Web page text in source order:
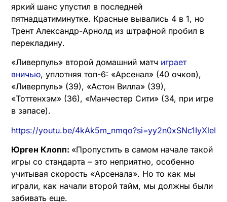
яркий шанс упустил в последней
пятнадцатиминутке. Красные вывались 4 в 1, но
Трент Александр-Арнолд из штрафной пробил в
перекладину.
«Ливерпуль» второй домашний матч играет
вничью, уплотняя топ-6: «Арсенал» (40 очков),
«Ливерпуль» (39), «Астон Вилла» (39),
«Тоттенхэм» (36), «Манчестер Сити» (34, при игре
в запасе).
https://youtu.be/4kAk5m_nmqo?si=yy2n0xSNc1IyXleI
Юрген Клопп: «Пропустить в самом начале такой
игры со стандарта – это неприятно, особенно
учитывая скорость «Арсенала». Но то как мы
играли, как начали второй тайм, мы должны были
забивать еще.